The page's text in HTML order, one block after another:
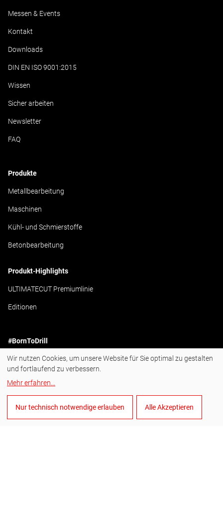
Messen & Events
Kontakt
Downloads
DIN EN ISO 9001:2015
Wissen
Sicher arbeiten
Newsletter
FAQ
Produkte
Metallbearbeitung
Maschinen
Kühl- und Schmierstoffe
Betonbearbeitung
Produkt-Highlights
ULTIMATECUT Premiumlinie
Editionen
#BornToDrill
Instagram
YouTube
Wir nutzen Cookies, um unsere Website für Sie optimal zu gestalten
und fortlaufend zu verbessern.
Mehr erfahren
Nur technisch notwendige erlauben Alle Akzeptieren